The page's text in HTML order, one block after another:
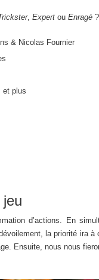
, Expertou Enragé?
& Nicolas Fournier
et plus
d’actions. En
la priorité ira à
Ensuite, nous nous